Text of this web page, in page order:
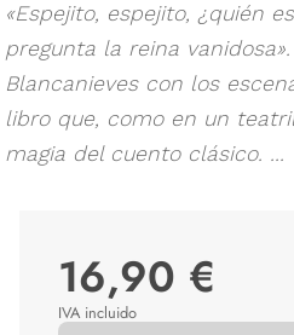
«Espejito, espejito, ¿quién
pregunta la reina
Blancanieves con los
libro que, como en un
magia del cuento clásico. ...
16,90 €
IVA incluido